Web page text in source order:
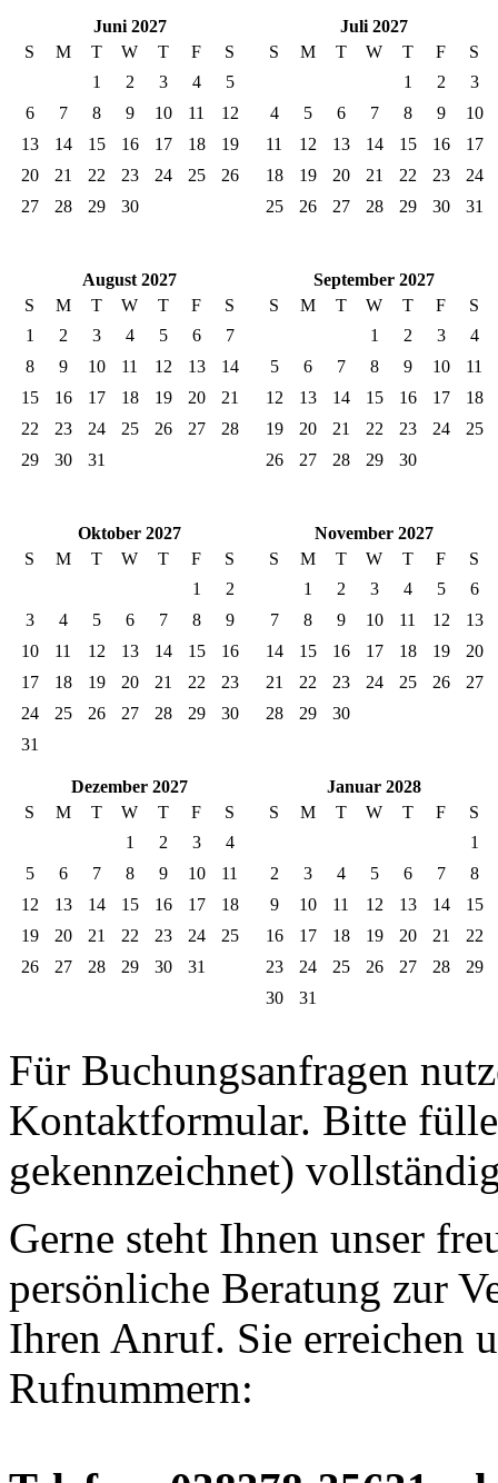
Juni 2027
S
M T W T F
S
1
2 3 4
5
6
7 8 9 10 11
12
13
14 15 16 17 18
19
20
21 22 23 24 25
26
27
28 29 30
Juli 2027
S
M T W T F
S
1
2
3
4
5 6 7 8 9
10
11
12 13 14 15 16
17
18
19 20 21 22 23
24
25
26 27 28 29 30 31
August 2027
S
M T W T F
S
1
2 3 4 5 6
7
8
9 10 11 12 13
14
15
16 17 18 19 20
21
22
23 24 25 26 27
28
29
30 31
September 2027
S
M T W T F
S
1
2 3
4
5
6 7 8 9 10
11
12
13 14 15 16 17
18
19
20 21 22 23 24
25
26
27 28 29 30
Oktober 2027
S
M T W T F
S
1
2
3
4 5 6 7 8
9
10
11 12 13 14 15
16
17
18 19 20 21 22
23
24
25 26 27 28 29
30
31
November 2027
S
M T W T F
S
1
2 3 4 5
6
7
8 9 10 11 12
13
14
15 16 17 18 19
20
21
22 23 24 25 26
27
28
29 30
Dezember 2027
S
M T W T F
S
1
2 3
4
5
6 7 8 9 10
11
12
13 14 15 16 17
18
19
20 21 22 23 24
25
26
27 28 29 30 31
Januar 2028
S
M T W T F
S
1
2
3 4 5 6 7
8
9
10 11 12 13 14
15
16
17 18 19 20 21
22
23
24 25 26 27 28
29
30
31
Für Buchungsanfragen
Kontaktformular. Bitte
gekennzeichnet)
Gerne steht Ihnen unser
persönliche Beratung zur
Ihren Anruf. Sie erreichen
Rufnummern: